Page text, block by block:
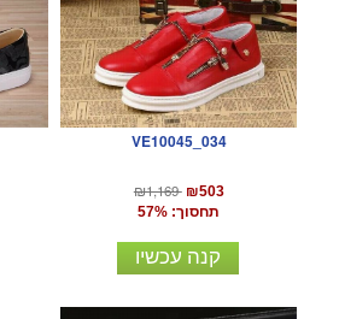
VE10045_034
₪1,169 ₪503
תחסוך: 57%
קנה עכשיו